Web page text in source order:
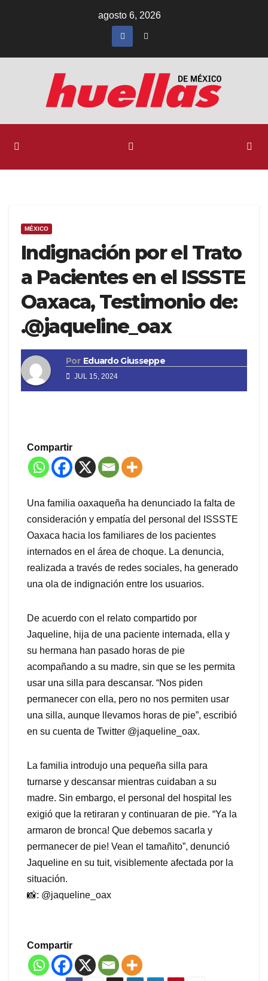
agosto 6, 2026
MÉXICO
Indignación por el Trato
a Pacientes en el ISSSTE
Oaxaca, Testimonio de:
.@jaqueline_oax
Por Eduardo Giusseppe
JUL 15, 2024
Compartir
Una familia oaxaqueña ha denunciado la falta de
consideración y empatía del personal del ISSSTE
Oaxaca hacia los familiares de los pacientes
internados en el área de choque. La denuncia,
realizada a través de redes sociales, ha generado
una ola de indignación entre los usuarios.
De acuerdo con el relato compartido por
Jaqueline, hija de una paciente internada, ella y
su hermana han pasado horas de pie
acompañando a su madre, sin que se les permita
usar una silla para descansar. “Nos piden
permanecer con ella, pero no nos permiten usar
una silla, aunque llevamos horas de pie”, escribió
en su cuenta de Twitter @jaqueline_oax.
La familia introdujo una pequeña silla para
turnarse y descansar mientras cuidaban a su
madre. Sin embargo, el personal del hospital les
exigió que la retiraran y continuaran de pie. “Ya la
armaron de bronca! Que debemos sacarla y
permanecer de pie! Vean el tamañito”, denunció
Jaqueline en su tuit, visiblemente afectada por la
situación.
📸: @jaqueline_oax
Compartir